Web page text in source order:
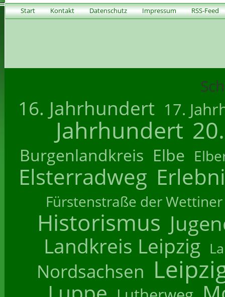
Start Kontakt Datenschutz Impressum RSS-Feed
16. Jahrhundert 17.
Jahrhundert
Burgenlandkreis Elbe
Elsterradweg
Fürstenstraße der Wettiner
Historismus
Landkreis Leipzig
Nordsachsen